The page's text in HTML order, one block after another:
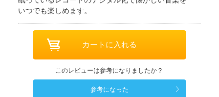
いつでも楽しめます。
このレビューは参考になりましたか？